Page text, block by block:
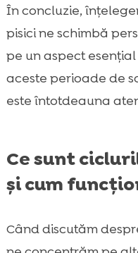
În concluzie,
pisici ne schimbă
pe un aspect
aceste perioade de
este întotdeauna
Ce sunt
și cum
Când discutăm